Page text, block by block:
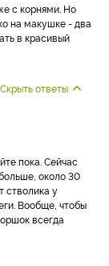
с корнями. Но
на макушке - два
в красивый
Скрыть ответы
пока. Сейчас
около 30
стволика у
Вообще, чтобы
всегда